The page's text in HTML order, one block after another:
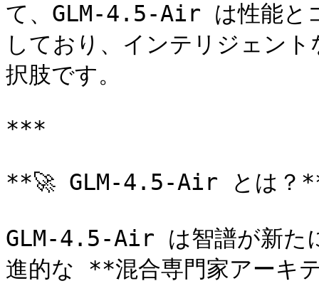
て、GLM-4.5-Air は性能と
しており、インテリジェン
択肢です。
***
**🚀 GLM-4.5-Air とは？
GLM-4.5-Air は智譜が新た
進的な **混合専門家アー